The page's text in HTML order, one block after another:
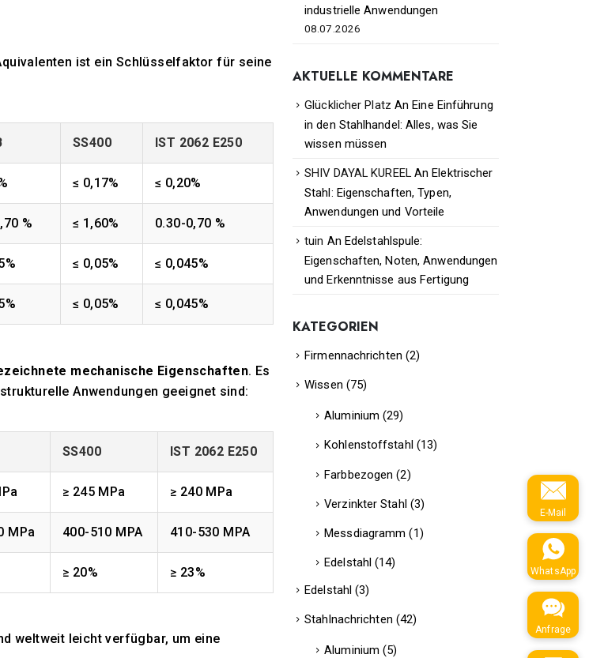
ist ein Schlüsselfaktor für seine
SS400 IST 2062 E250
≤ 0,17% ≤ 0,20%
% ≤ 1,60% 0.30-0,70 %
≤ 0,05% ≤ 0,045%
≤ 0,05% ≤ 0,045%
mechanische Eigenschaften. Es
Anwendungen geeignet sind:
SS400 IST 2062 E250
≥ 245 MPa ≥ 240 MPa
MPa 400-510 MPA 410-530 MPA
≥ 20% ≥ 23%
weltweit leicht verfügbar, um eine
industrielle Anwendungen
08.07.2026
AKTUELLE KOMMENTARE
Glücklicher Platz AnEine Einführung
in den Stahlhandel: Alles, was Sie
wissen müssen
SHIV DAYAL KUREELAnElektrischer
Stahl: Eigenschaften, Typen,
Anwendungen und Vorteile
tuin An Edelstahlspule:
Eigenschaften, Noten, Anwendungen
und Erkenntnisse aus Fertigung
KATEGORIEN
Firmennachrichten (2)
Wissen (75)
Aluminium (29)
Kohlenstoffstahl (13)
Farbbezogen (2)
Verzinkter Stahl (3)
Messdiagramm (1)
Edelstahl (14)
Edelstahl (3)
Stahlnachrichten (42)
Aluminium (5)
E-Mail
WhatsApp
Anfrage